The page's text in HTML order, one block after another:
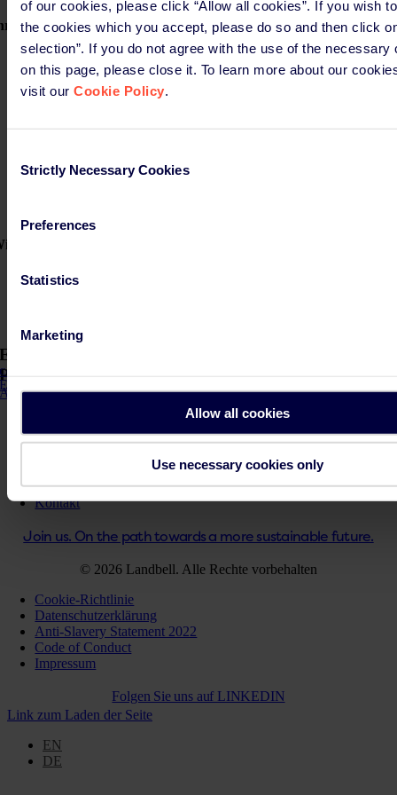
of our cookies, please click “Allow all cookies”. If you wish
the cookies which you accept, please do so and then click
selection”. If you do not agree with the use of the necessary
on this page, please close it. To learn more about our
visit our Cookie Policy
Selection
Strictly Necessary Cookies
Preferences
Statistics
Marketing
Allow all cookies
Use necessary cookies only
wichtigsten Pflichten
Kennzeichnung von Verpackungen
Durchführung der Konformitätsbewertungsverfahren für jeden
Verpackungstyp
Erstellung der technischen Dokumentation und der
Aufbewahrung der technischen Dokumentation und der
Sie können einen EU-weit gültigen
ernennen, der als zentrale Anlaufstelle für die nationalen
können wir Ihnen helfen?
Maßgeschneiderte Workshops
Beurteilung Ihrer Verpflichtungen
COMPASS
Erhalten Sie die neuesten Infos zur PPWR!
Erhalten Sie die neuesten Einblicke und Updates zur
PPWR in COMPASS
Abonnieren Sie hier Compass!
Schritt-für-Schritt-Anleitung PPWR
Lösungen für Ihr Unternehmen
Kontakt
Join us. On the path towards a more sustainable future.
© 2026 Landbell. Alle Rechte vorbehalten
Cookie-Richtlinie
Datenschutzerklärung
Anti-Slavery Statement 2022
Code of Conduct
Impressum
Folgen Sie uns auf LINKEDIN
Link zum Laden der Seite
EN
DE